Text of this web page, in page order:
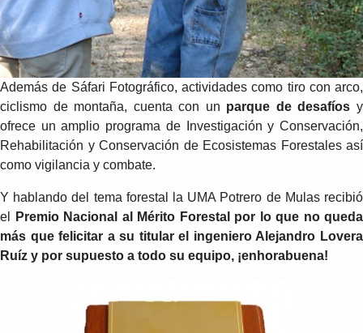
Además de Sáfari Fotográfico, actividades como tiro con arco,
ciclismo de montaña, cuenta con un parque de desafíos y
ofrece un amplio programa de Investigación y Conservación,
Rehabilitación y Conservación de Ecosistemas Forestales así
como vigilancia y combate.
Y hablando del tema forestal la UMA Potrero de Mulas recibió
el
Premio Nacional al Mérito Forestal por lo que no queda
más que felicitar a su titular el ingeniero Alejandro Lovera
Ruíz y por supuesto a todo su equipo, ¡enhorabuena!